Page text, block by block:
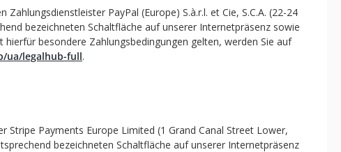
PayPal (Europe) S.à.r.l. et Cie, S.C.A. (22-24
bezeichneten Schaltfläche auf unserer Internetpräsenz sowie
besondere Zahlungsbedingungen gelten, werden Sie auf
ua/legalhub-full.
Payments Europe Limited (1 Grand Canal Street Lower,
bezeichneten Schaltfläche auf unserer Internetpräsenz